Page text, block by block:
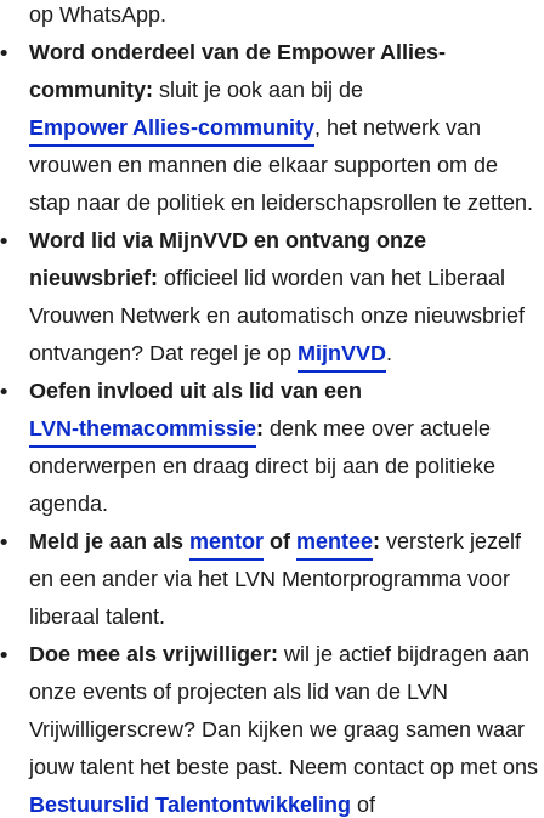
op WhatsApp.
Word onderdeel van de Empower Allies-
community: sluit je ook aan bij de
Empower Allies-community, het netwerk van
vrouwen en mannen die elkaar supporten om de
stap naar de politiek en leiderschapsrollen te zetten.
Word lid via MijnVVD en ontvang onze
nieuwsbrief: officieel lid worden van het Liberaal
Vrouwen Netwerk en automatisch onze nieuwsbrief
ontvangen? Dat regel je op MijnVVD.
Oefen invloed uit als lid van een
LVN-themacommissie: denk mee over actuele
onderwerpen en draag direct bij aan de politieke
agenda.
Meld je aan als mentor of mentee: versterk jezelf
en een ander via het LVN Mentorprogramma voor
liberaal talent.
Doe mee als vrijwilliger: wil je actief bijdragen aan
onze events of projecten als lid van de LVN
Vrijwilligerscrew? Dan kijken we graag samen waar
jouw talent het beste past. Neem contact op met ons
Bestuurslid Talentontwikkeling of